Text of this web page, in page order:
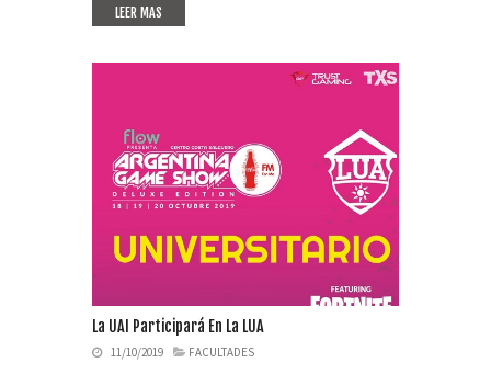
LEER MAS
La UAI Participará En La LUA
11/10/2019 FACULTADES